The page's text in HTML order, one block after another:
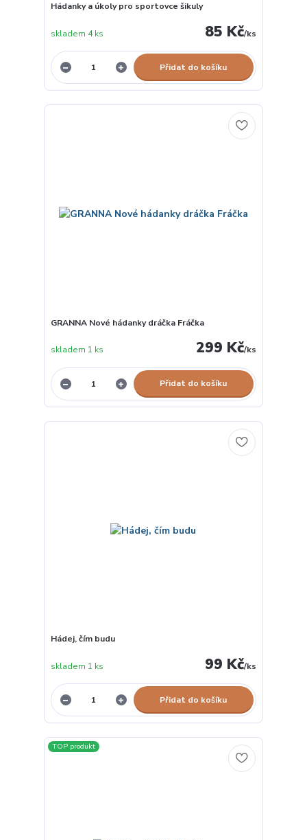
Hádanky a úkoly pro sportovce šikuly
85 Kč/ks
skladem 4 ks
Přidat do košíku
GRANNA Nové hádanky dráčka Fráčka
299 Kč/ks
skladem 1 ks
Přidat do košíku
Hádej, čím budu
99 Kč/ks
skladem 1 ks
Přidat do košíku
TOP produkt